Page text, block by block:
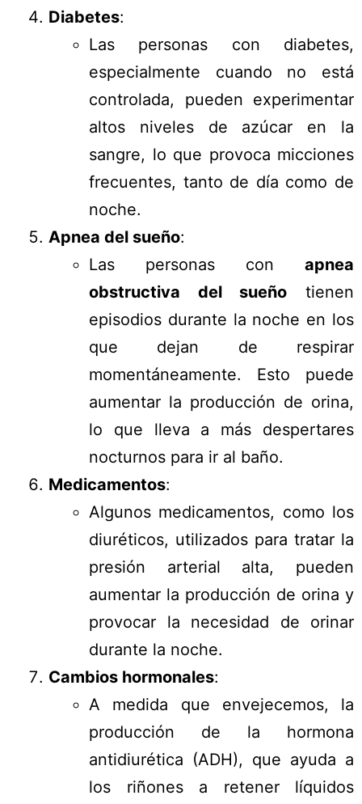
Diabetes:
Las personas con diabetes,
especialmente cuando no está
controlada, pueden experimentar
altos niveles de azúcar en la
sangre, lo que provoca micciones
frecuentes, tanto de día como de
noche.
Apnea del sueño:
Las personas con apnea
obstructiva del sueño tienen
episodios durante la noche en los
que dejan de respirar
momentáneamente. Esto puede
aumentar la producción de orina,
lo que lleva a más despertares
nocturnos para ir al baño.
Medicamentos:
Algunos medicamentos, como los
diuréticos, utilizados para tratar la
presión arterial alta, pueden
aumentar la producción de orina y
provocar la necesidad de orinar
durante la noche.
Cambios hormonales:
A medida que envejecemos, la
producción de la hormona
antidiurética (ADH), que ayuda a
los riñones a retener líquidos